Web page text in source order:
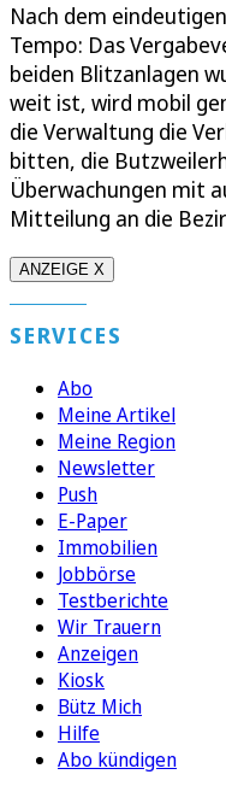
Nach dem
Tempo: Das
beiden Blitzanlagen
weit ist, wird mobil
die Verwaltung die
bitten, die
Überwachungen mit
Mitteilung an die
ANZEIGE X
SERVICES
Abo
Meine Artikel
Meine Region
Newsletter
Push
E-Paper
Immobilien
Jobbörse
Testberichte
Wir Trauern
Anzeigen
Kiosk
Bütz Mich
Hilfe
Abo kündigen